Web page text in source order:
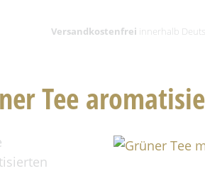
Versandkostenfrei innerhalb
Tee